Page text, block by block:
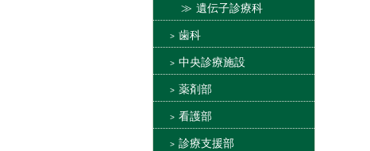
遺伝子診療科
歯科
中央診療施設
薬剤部
看護部
診療支援部